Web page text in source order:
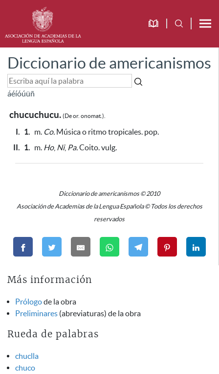
Diccionario de americanismos
áéíóúüñ
chucuchucu. (De or. onomat.).
I. 1. m. Co. Música o ritmo tropicales. pop.
II. 1. m. Ho, Ni, Pa.Coito. vulg.
Diccionario de americanismos © 2010
Asociación de Academias de la Lengua Española © Todos los derechos
reservados
Más información
Prólogode la obra
Preliminares (abreviaturas) de la obra
Rueda de palabras
chuclla
chuco